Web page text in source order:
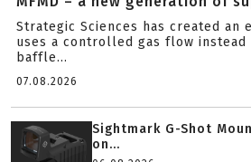
Strategic Sciences has created an
uses a controlled gas flow
baffle...
07.08.2026
Sightmark G-Shot
on...